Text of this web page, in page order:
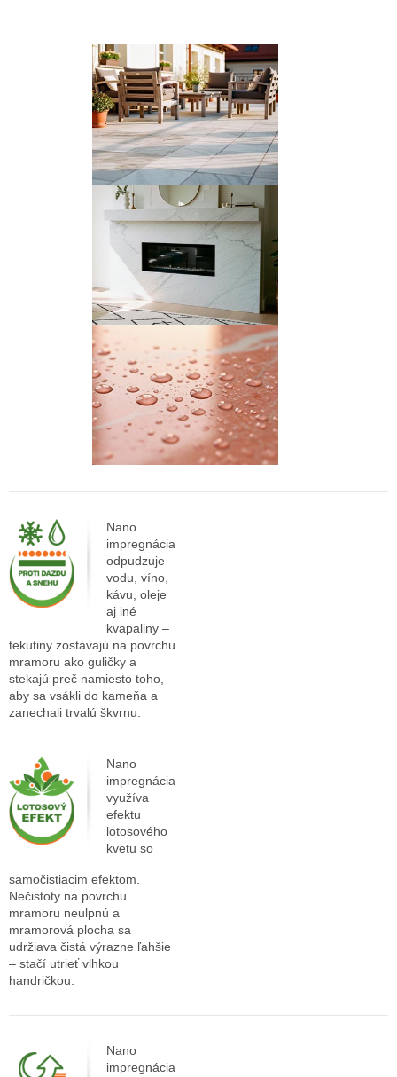
Nano
impregnácia
odpudzuje
vodu, víno,
kávu, oleje
aj iné
kvapaliny –
tekutiny zostávajú na povrchu
mramoru ako guličky a
stekajú preč namiesto toho,
aby sa vsákli do kameňa a
zanechali trvalú škvrnu.
Nano
impregnácia
využíva
efektu
lotosového
kvetu so
samočistiacim efektom.
Nečistoty na povrchu
mramoru neulpnú a
mramorová plocha sa
udržiava čistá výrazne ľahšie
– stačí utrieť vlhkou
handričkou.
Nano
impregnácia